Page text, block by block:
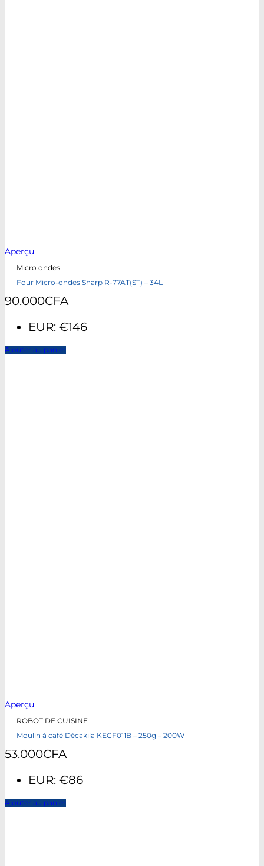
Aperçu
Micro ondes
Four Micro-ondes Sharp R-77AT(ST) – 34L
90.000CFA
EUR: €146
Ajouter au panier
Aperçu
ROBOT DE CUISINE
Moulin à café Décakila KECF011B – 250g – 200W
53.000CFA
EUR: €86
Ajouter au panier